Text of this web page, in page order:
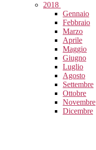
2018
Gennaio
Febbraio
Marzo
Aprile
Maggio
Giugno
Luglio
Agosto
Settembre
Ottobre
Novembre
Dicembre